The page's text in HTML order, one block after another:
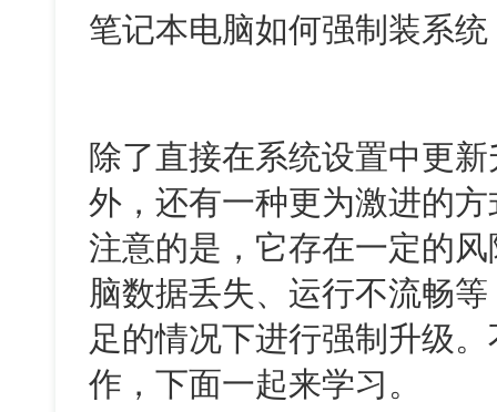
笔记本电脑如何强制装系统
除了直接在系统设置中更
外，还有一种更为激进的
注意的是，它存在一定的
脑数据丢失、运行不流畅
足的情况下进行强制升级
作，下面一起来学习。